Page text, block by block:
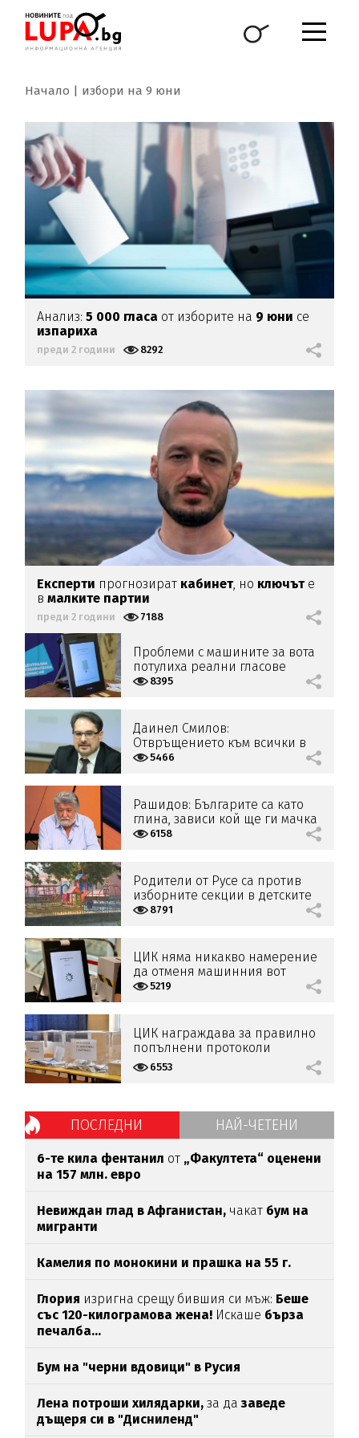
Начало избори на 9 юни
Анализ: 5 000 гласа от изборите на 9 юни се
изпариха
преди 2 години 8292
Експерти прогнозират кабинет, но ключът е
вмалките партии
преди 2 години 7188
Проблеми с машините за вота
потулиха реални гласове
8395
Даинел Смилов:
Отвръщението към всички в
политиката е голямо
5466
Рашидов: Българите са като
глина, зависи кой ще ги мачка
6158
Родители от Русе са против
изборните секции в детските
градини
8791
ЦИК няма никакво намерение
да отменя машинния вот
5219
ЦИК награждава за правилно
попълнени протоколи
6553
ПОСЛЕДНИ НАЙ-ЧЕТЕНИ
6-те кила фентанил от „Факултета“ оценени
на 157 млн. евро
Невиждан глад в Афганистан, чакат бум на
мигранти
Камелия по монокини и прашка на 55 г.
Глория изригна срещу бившия си мъж: Беше
със 120-килограмова жена! Искаше бърза
печалба...
Бум на "черни вдовици" в Русия
Лена потроши хилядарки,за да заведе
дъщеря си в "Дисниленд"